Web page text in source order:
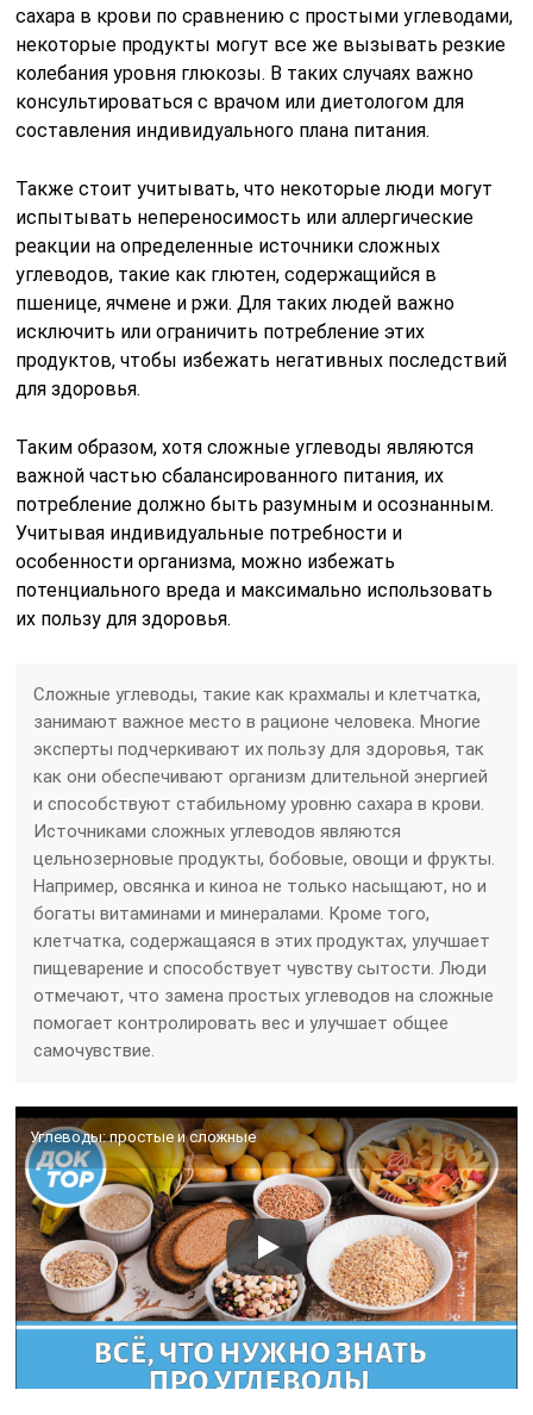
сахара в крови по сравнению с простыми углеводами,
некоторые продукты могут все же вызывать резкие
колебания уровня глюкозы. В таких случаях важно
консультироваться с врачом или диетологом для
составления индивидуального плана питания.
Также стоит учитывать, что некоторые люди могут
испытывать непереносимость или аллергические
реакции на определенные источники сложных
углеводов, такие как глютен, содержащийся в
пшенице, ячмене и ржи. Для таких людей важно
исключить или ограничить потребление этих
продуктов, чтобы избежать негативных последствий
для здоровья.
Таким образом, хотя сложные углеводы являются
важной частью сбалансированного питания, их
потребление должно быть разумным и осознанным.
Учитывая индивидуальные потребности и
особенности организма, можно избежать
потенциального вреда и максимально использовать
их пользу для здоровья.
Сложные углеводы, такие как крахмалы и клетчатка,
занимают важное место в рационе человека. Многие
эксперты подчеркивают их пользу для здоровья, так
как они обеспечивают организм длительной энергией
и способствуют стабильному уровню сахара в крови.
Источниками сложных углеводов являются
цельнозерновые продукты, бобовые, овощи и фрукты.
Например, овсянка и киноа не только насыщают, но и
богаты витаминами и минералами. Кроме того,
клетчатка, содержащаяся в этих продуктах, улучшает
пищеварение и способствует чувству сытости. Люди
отмечают, что замена простых углеводов на сложные
помогает контролировать вес и улучшает общее
самочувствие.
Углеводы: простые и сложные